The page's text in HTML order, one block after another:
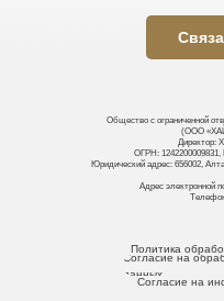
Политика
Согласие на
данных
Согласие на
Общество с ограниченной
(ООО
Директор:
ОГРН:
Юридический адрес: 656002,
Адрес электронной